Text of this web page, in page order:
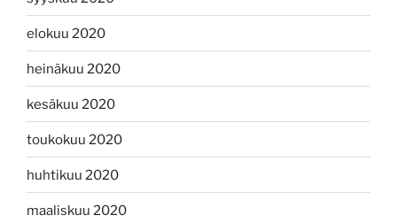
elokuu 2020
heinäkuu 2020
kesäkuu 2020
toukokuu 2020
huhtikuu 2020
maaliskuu 2020